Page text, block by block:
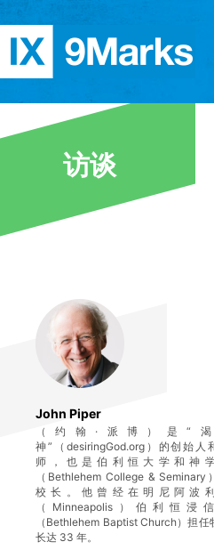
简体中文
访谈
John Piper
（约翰·派博）是“
神”（desiringGod.org）的创始人
师，也是伯利恒大学和神
（Bethlehem College & Seminary
校长。他曾经在明尼阿波
（Minneapolis）伯利恒浸
（Bethlehem Baptist Church）担任
长达 33 年。